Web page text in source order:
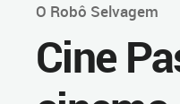
O Robô Selvagem
Cine